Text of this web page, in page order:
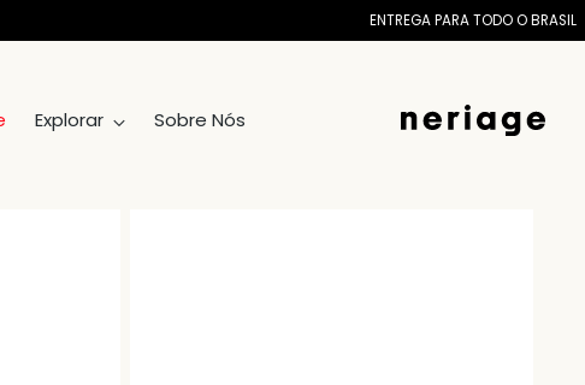
ENTREGA PARA TODO O BRASIL
Explorar Sobre Nós